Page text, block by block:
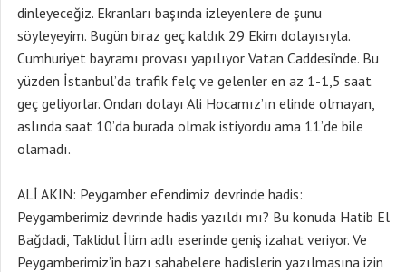
dinleyeceğiz. Ekranları başında izleyenlere de şunu
söyleyeyim. Bugün biraz geç kaldık 29 Ekim dolayısıyla.
Cumhuriyet bayramı provası yapılıyor Vatan Caddesi’nde. Bu
yüzden İstanbul’da trafik felç ve gelenler en az 1-1,5 saat
geç geliyorlar. Ondan dolayı Ali Hocamız’ın elinde olmayan,
aslında saat 10’da burada olmak istiyordu ama 11’de bile
olamadı.
ALİ AKIN: Peygamber efendimiz devrinde hadis:
Peygamberimiz devrinde hadis yazıldı mı? Bu konuda Hatib El
Bağdadi, Taklidul İlim adlı eserinde geniş izahat veriyor. Ve
Peygamberimiz’in bazı sahabelere hadislerin yazılmasına izin